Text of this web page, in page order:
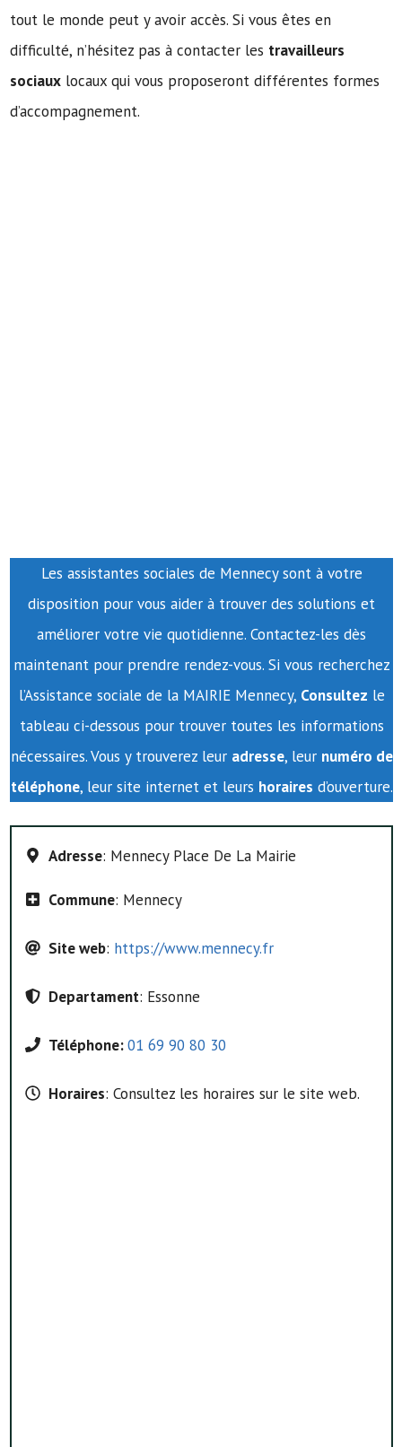
tout le monde peut y avoir accès. Si vous êtes en
difficulté, n’hésitez pas à contacter les travailleurs
sociaux locaux qui vous proposeront différentes formes
d’accompagnement.
Les assistantes sociales de Mennecy sont à votre
disposition pour vous aider à trouver des solutions et
améliorer votre vie quotidienne. Contactez-les dès
maintenant pour prendre rendez-vous. Si vous recherchez
l’Assistance sociale de la MAIRIE Mennecy, Consultez le
tableau ci-dessous pour trouver toutes les informations
nécessaires. Vous y trouverez leur adresse, leur numéro de
téléphone, leur site internet et leurs horaires d’ouverture.
Adresse: Mennecy Place De La Mairie
Commune: Mennecy
Site web: https://www.mennecy.fr
Departament: Essonne
Téléphone:01 69 90 80 30
Horaires: Consultez les horaires sur le site web.